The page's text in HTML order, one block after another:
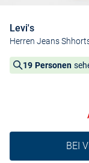
Levi's
Herren Jeans
19 Personen
BEI